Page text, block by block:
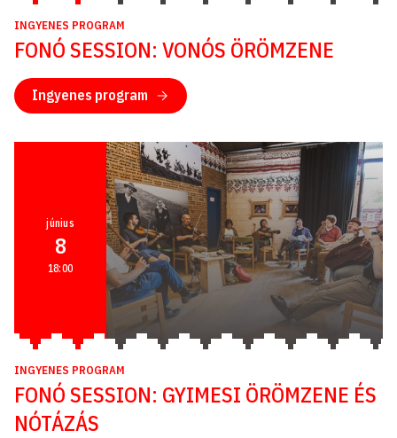
INGYENES PROGRAM
FONÓ SESSION: VONÓS ÖRÖMZENE
Ingyenes program
június
8
18:00
INGYENES PROGRAM
FONÓ SESSION: GYIMESI ÖRÖMZENE ÉS
NÓTÁZÁS